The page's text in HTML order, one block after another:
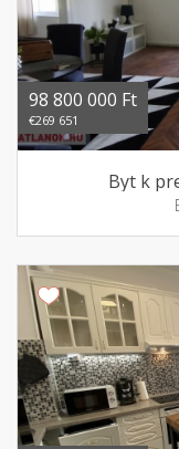
98 800 000 Ft
€269 651
Byt k